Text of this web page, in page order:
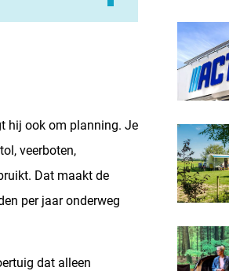
hij ook om planning. Je
veerboten,
Dat maakt de
per jaar onderweg
dat alleen